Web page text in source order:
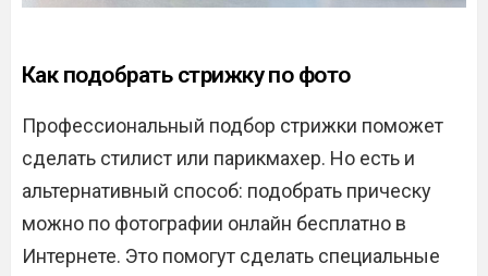
Как подобрать стрижку по фото
Профессиональный подбор стрижки поможет
сделать стилист или парикмахер. Но есть и
альтернативный способ: подобрать прическу
можно по фотографии онлайн бесплатно в
Интернете. Это помогут сделать специальные